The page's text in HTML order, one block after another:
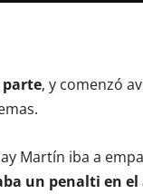
parte, y comenzó
Martín iba a
un penalti en